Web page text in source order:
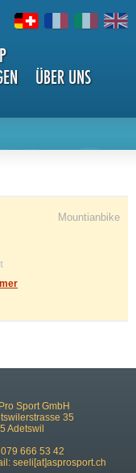
ÜBER UNS
Mountianbike
Sport GmbH
35
Adetswil
666 53 42
seeli[at]asprosport.ch